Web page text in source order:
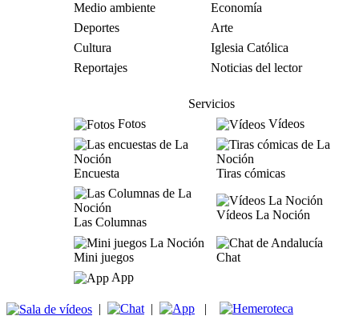
Medio ambiente
Economía
Deportes
Arte
Cultura
Iglesia Católica
Reportajes
Noticias del lector
Servicios
Fotos
Vídeos
Encuesta Tiras cómicas
Las Columnas
Vídeos La Noción
Mini juegos
Chat
App
| | |